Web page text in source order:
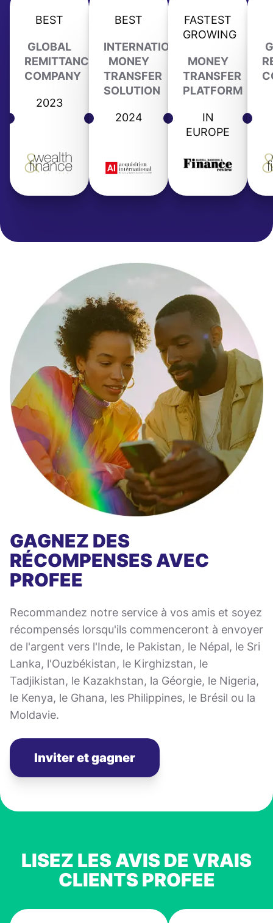
BEST
GLOBAL
REMITTANCE
COMPANY
2023
BEST
INTERNATIONAL
MONEY
TRANSFER
SOLUTION
2024
FASTEST
GROWING
MONEY
TRANSFER
PLATFORM
IN
EUROPE
GAGNEZ DES
RÉCOMPENSES AVEC
PROFEE
Recommandez notre service à vos amis et soyez
récompensés lorsqu'ils commenceront à envoyer
de l'argent vers l'Inde, le Pakistan, le Népal, le Sri
Lanka, l'Ouzbékistan, le Kirghizstan, le
Tadjikistan, le Kazakhstan, la Géorgie, le Nigeria,
le Kenya, le Ghana, les Philippines, le Brésil ou la
Moldavie.
Inviter et gagner
LISEZ LES AVIS DE VRAIS
CLIENTS PROFEE